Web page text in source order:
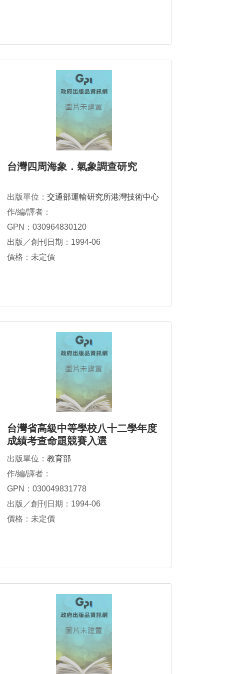
台灣四周海象．氣象調查研究
出版單位： 交通部運輸研究所港灣技術中心
作/編/譯者：
GPN：030964830120
出版／創刊日期：1994-06
價格：未定價
台灣省高級中等學校八十二學年度
成績考查命題競賽入選
出版單位： 教育部
作/編/譯者：
GPN：030049831778
出版／創刊日期：1994-06
價格：未定價